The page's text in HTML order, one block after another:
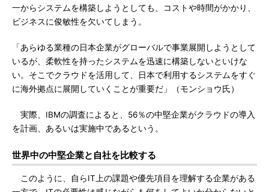
一からシステムを構築しようとしても、コストや時間がかかり、
ビジネスに俊敏性を欠いてしまう。
「あらゆる業種の日本企業がグローバルで事業展開しようとして
いるが、柔軟性を持ったシステムを迅速に構築しないといけな
い。そこでクラウドを活用して、日本で利用するシステムをすぐ
に海外拠点に展開していくことが重要だ」（モンショウ氏）
実際、IBMの調査によると、56％の中堅企業がクラウドの導入
を計画、あるいは実施中であるという。
世界中の中堅企業と自社を比較する
このように、自らIT上の課題や優先項目を理解する企業がある